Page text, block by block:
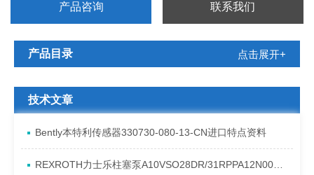
产品咨询 联系我们
产品目录 点击展开+
技术文章
Bently本特利传感器330730-080-13-CN进口特点资料
REXROTH力士乐柱塞泵A10VSO28DR/31RPPA12N00产品资料简介